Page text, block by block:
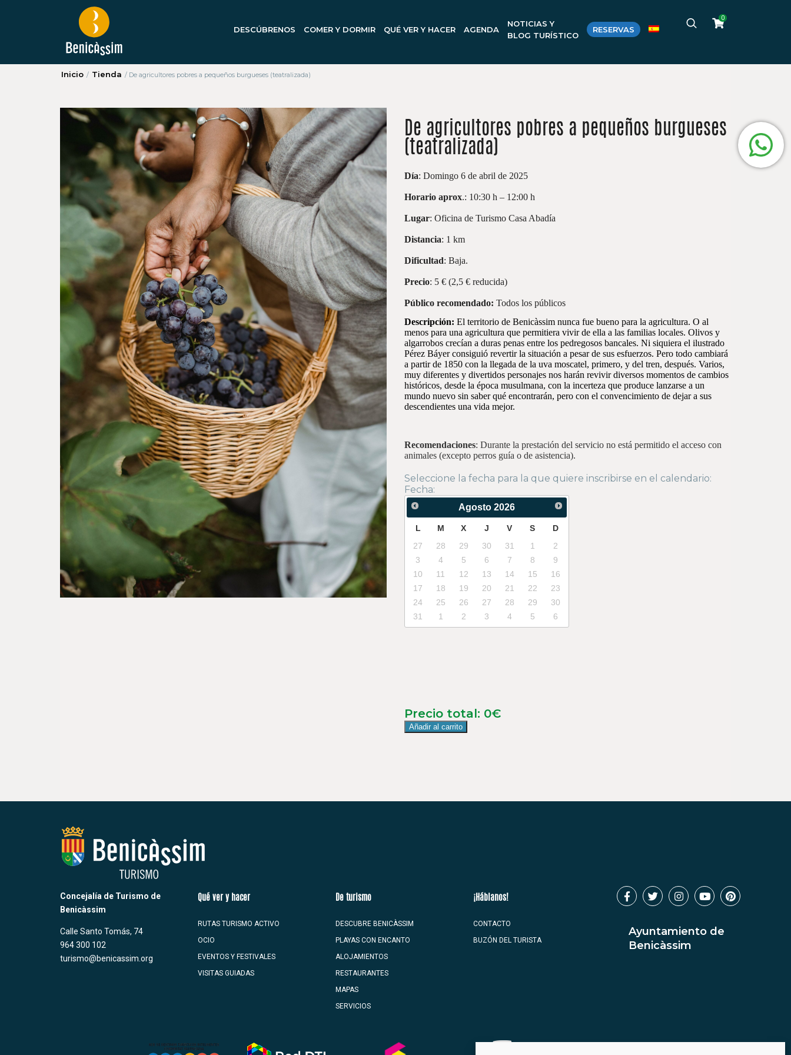
DESCÚBRENOS COMER Y DORMIR QUÉ VER Y HACER AGENDA
NOTICIAS Y
BLOG TURÍSTICO
RESERVAS
0
Inicio / Tienda / De agricultores pobres a pequeños burgueses (teatralizada)
De agricultores pobres a pequeños burgueses
(teatralizada)
Día: Domingo 6 de abril de 2025
Horario aprox.: 10:30 h – 12:00 h
Lugar: Oficina de Turismo Casa Abadía
Distancia: 1 km
Dificultad: Baja.
Precio: 5 € (2,5 € reducida)
Público recomendado: Todos los públicos
Descripción: El territorio de Benicàssim nunca fue bueno para la agricultura. O al
menos para una agricultura que permitiera vivir de ella a las familias locales. Olivos y
algarrobos crecían a duras penas entre los pedregosos bancales. Ni siquiera el ilustrado
Pérez Báyer consiguió revertir la situación a pesar de sus esfuerzos. Pero todo cambiará
a partir de 1850 con la llegada de la uva moscatel, primero, y del tren, después. Varios,
muy diferentes y divertidos personajes nos harán revivir diversos momentos de cambios
históricos, desde la época musulmana, con la incerteza que produce lanzarse a un
mundo nuevo sin saber qué encontrarán, pero con el convencimiento de dejar a sus
descendientes una vida mejor.
Recomendaciones: Durante la prestación del servicio no está permitido el acceso con
animales (excepto perros guía o de asistencia).
Seleccione la fecha para la que quiere inscribirse en el calendario:
Fecha:
Agosto 2026
L M X J V S
D
27
28 29 30 31 1
2
3
4 5 6 7 8
9
10
11 12 13 14 15
16
17
18 19 20 21 22
23
24
25 26 27 28 29
30
31
1 2 3 4 5 6
Precio total: 0€
Añadir al carrito
Concejalía de Turismo de
Benicàssim
Calle Santo Tomás, 74
964 300 102
turismo@benicassim.org
Qué ver y hacer
RUTAS TURISMO ACTIVO
OCIO
EVENTOS Y FESTIVALES
VISITAS GUIADAS
De turismo
DESCUBRE BENICÀSSIM
PLAYAS CON ENCANTO
ALOJAMIENTOS
RESTAURANTES
MAPAS
SERVICIOS
¡Háblanos!
CONTACTO
BUZÓN DEL TURISTA
Ayuntamiento de
Benicàssim